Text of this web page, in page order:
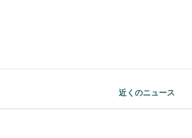
近くのニュース